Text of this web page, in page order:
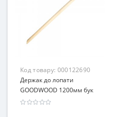
Код товару: 000122690
Держак до лопати
GOODWOOD 1200мм бук